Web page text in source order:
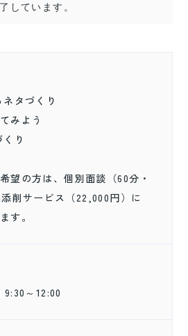
しています。
タづくり
みよう
り
望の方は、個別面談（60分・
削サービス（22,000円）に
す。
～12:00